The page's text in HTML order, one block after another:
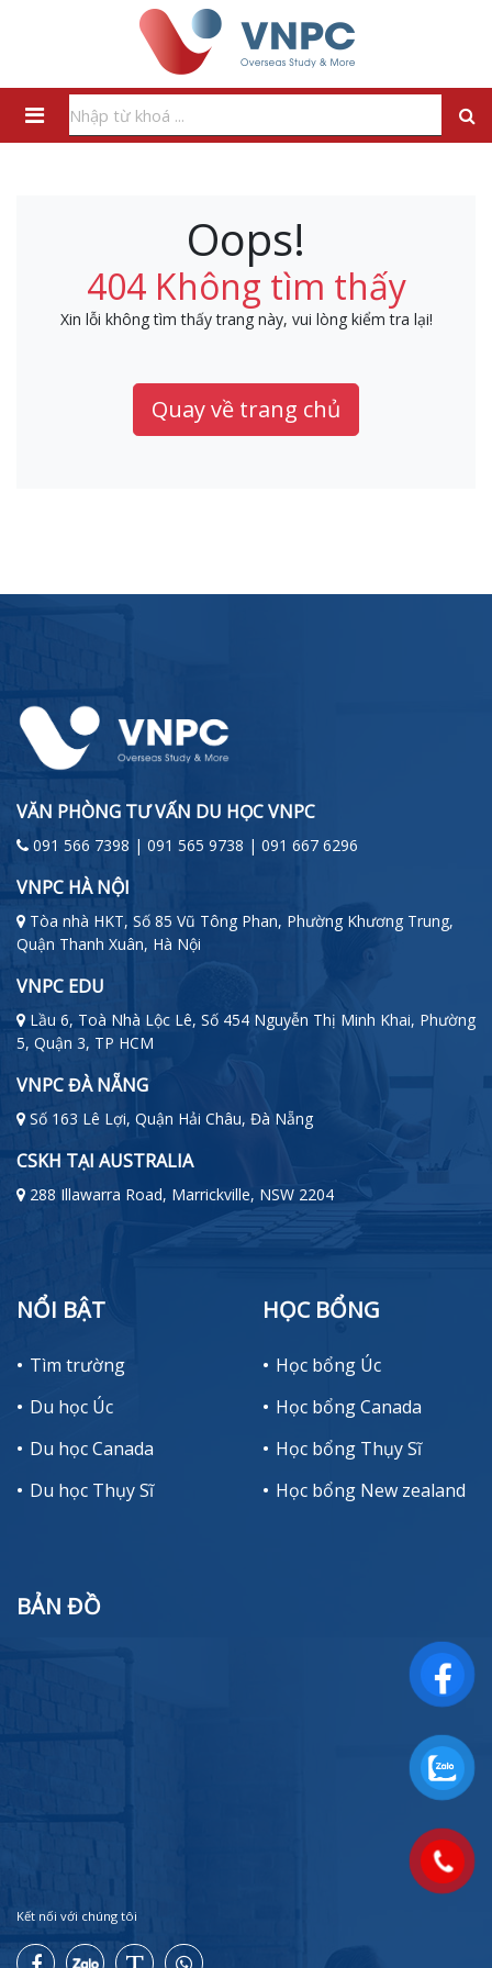
Oops!
404 Không tìm thấy
Xin lỗi không tìm thấy trang này, vui lòng kiểm tra lại!
Quay về trang chủ
VĂN PHÒNG TƯ VẤN DU HỌC VNPC
091 566 7398 | 091 565 9738 | 091 667 6296
VNPC HÀ NỘI
Tòa nhà HKT, Số 85 Vũ Tông Phan, Phường Khương Trung,
Quận Thanh Xuân, Hà Nội
VNPC EDU
Lầu 6, Toà Nhà Lộc Lê, Số 454 Nguyễn Thị Minh Khai, Phường
5, Quận 3, TP HCM
VNPC ĐÀ NẴNG
Số 163 Lê Lợi, Quận Hải Châu, Đà Nẵng
CSKH TẠI AUSTRALIA
288 Illawarra Road, Marrickville, NSW 2204
NỔI BẬT
Tìm trường
Du học Úc
Du học Canada
Du học Thụy Sĩ
HỌC BỔNG
Học bổng Úc
Học bổng Canada
Học bổng Thụy Sĩ
Học bổng New zealand
BẢN ĐỒ
Kết nối với chúng tôi